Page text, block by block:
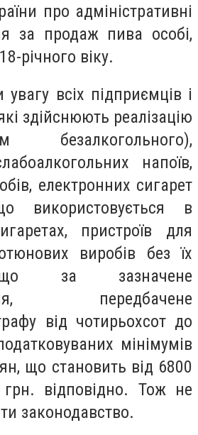
про адміністративні
за продаж пива особі,
річного віку.
всіх підприємців і
здійснюють реалізацію
напоїв,
електронних сигарет
використовується в
пристроїв для
виробів без їх
за зазначене
передбачене
від чотирьохсот до
мінімумів
що становить від 6800
відповідно. Тож не
законодавство.